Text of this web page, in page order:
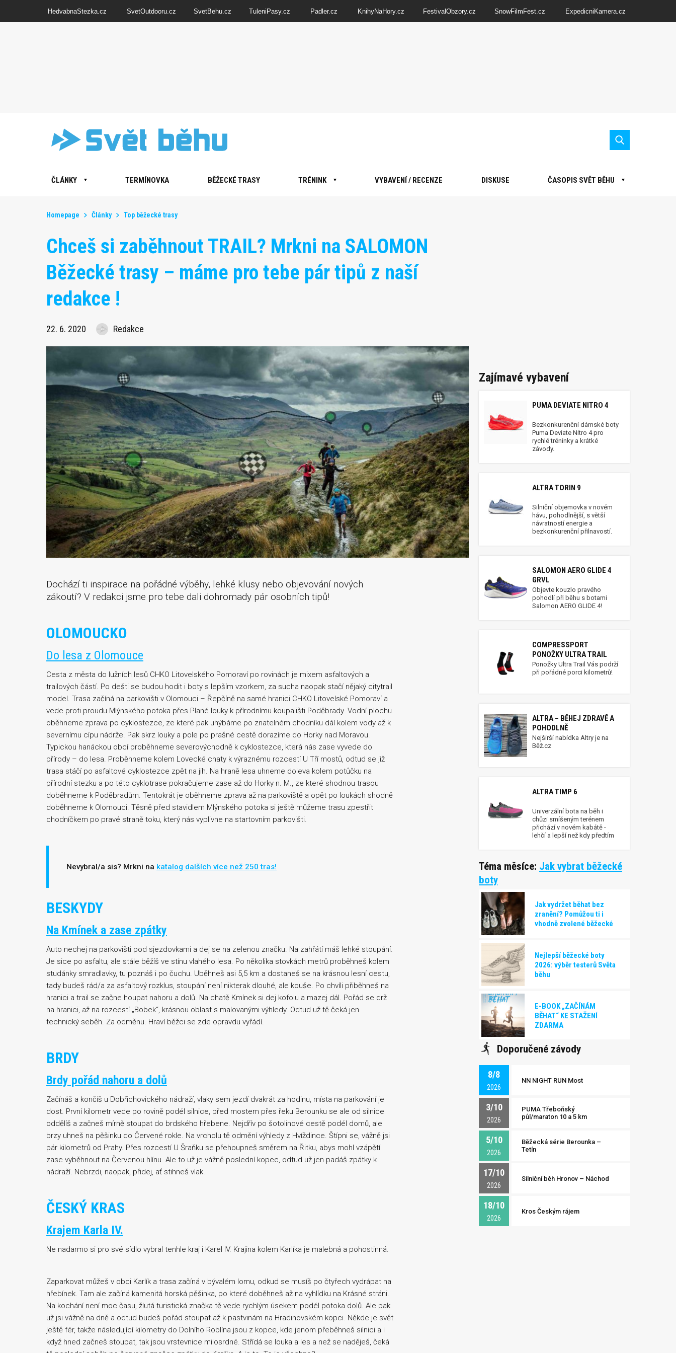
HedvabnaStezka.cz SvetOutdooru.cz SvetBehu.cz TuleniPasy.cz Padler.cz KnihyNaHory.cz FestivalObzory.cz SnowFilmFest.cz ExpedicniKamera.cz
ČLÁNKY TERMÍNOVKA BĚŽECKÉ TRASY TRÉNINK VYBAVENÍ / RECENZE DISKUSE ČASOPIS SVĚT BĚHU
Homepage Články Top běžecké trasy
Chceš si zaběhnout TRAIL? Mrkni na SALOMON
Běžecké trasy – máme pro tebe pár tipů z naší
redakce !
22. 6. 2020 Redakce
Dochází ti inspirace na pořádné výběhy, lehké klusy nebo objevování nových
zákoutí? V redakci jsme pro tebe dali dohromady pár osobních tipů!
OLOMOUCKO
Do lesa z Olomouce
Cesta z města do lužních lesů CHKO Litovelského Pomoraví po rovinách je mixem asfaltových a
trailových částí. Po dešti se budou hodit i boty s lepším vzorkem, za sucha naopak stačí nějaký citytrail
model. Trasa začíná na parkovišti v Olomouci – Řepčíně na samé hranici CHKO Litovelské Pomoraví a
vede proti proudu Mlýnského potoka přes Plané louky k přírodnímu koupališti Poděbrady. Vodní plochu
oběhneme zprava po cyklostezce, ze které pak uhýbáme po znatelném chodníku dál kolem vody až k
severnímu cípu nádrže. Pak skrz louky a pole po prašné cestě dorazíme do Horky nad Moravou.
Typickou hanáckou obcí proběhneme severovýchodně k cyklostezce, která nás zase vyvede do
přírody – do lesa. Proběhneme kolem Lovecké chaty k výraznému rozcestí U Tří mostů, odtud se již
trasa stáčí po asfaltové cyklostezce zpět na jih. Na hraně lesa uhneme doleva kolem potůčku na
přírodní stezku a po této cyklotrase pokračujeme zase až do Horky n. M., ze které shodnou trasou
doběhneme k Poděbradům. Tentokrát je oběhneme zprava až na parkoviště a opět po loukách shodně
doběhneme k Olomouci. Těsně před stavidlem Mlýnského potoka si ještě můžeme trasu zpestřit
chodníčkem po pravé straně toku, který nás vyplivne na startovním parkovišti.
Nevybral/a sis? Mrkni na katalog dalších více než 250 tras!
BESKYDY
Na Kmínek a zase zpátky
Auto nechej na parkovišti pod sjezdovkami a dej se na zelenou značku. Na zahřátí máš lehké stoupání.
Je sice po asfaltu, ale stále běžíš ve stínu vlahého lesa. Po několika stovkách metrů proběhneš kolem
studánky smradlavky, tu poznáš i po čuchu. Uběhneš asi 5,5 km a dostaneš se na krásnou lesní cestu,
tady budeš rád/a za asfaltový rozklus, stoupání není nikterak dlouhé, ale kouše. Po chvíli přiběhneš na
hranici a trail se začne houpat nahoru a dolů. Na chatě Kmínek si dej kofolu a mazej dál. Pořád se drž
na hranici, až na rozcestí „Bobek“, krásnou oblast s malovanými výhledy. Odtud už tě čeká jen
technický seběh. Za odměnu. Hraví běžci se zde opravdu vyřádí.
BRDY
Brdy pořád nahoru a dolů
Začínáš a končíš u Dobřichovického nádraží, vlaky sem jezdí dvakrát za hodinu, místa na parkování je
dost. První kilometr vede po rovině podél silnice, před mostem přes řeku Berounku se ale od silnice
oddělíš a začneš mírně stoupat do brdského hřebene. Nejdřív po šotolinové cestě podél domů, ale
brzy uhneš na pěšinku do Červené rokle. Na vrcholu tě odmění výhledy z Hvíždince. Štípni se, vážně jsi
pár kilometrů od Prahy. Přes rozcestí U Šraňku se přehoupneš směrem na Řitku, abys mohl vzápětí
zase vyběhnout na Červenou hlínu. Ale to už je vážně poslední kopec, odtud už jen padáš zpátky k
nádraží. Nebrzdi, naopak, přidej, ať stihneš vlak.
ČESKÝ KRAS
Krajem Karla IV.
Ne nadarmo si pro své sídlo vybral tenhle kraj i Karel IV. Krajina kolem Karlíka je malebná a pohostinná.
Zaparkovat můžeš v obci Karlík a trasa začíná v bývalém lomu, odkud se musíš po čtyřech vydrápat na
hřebínek. Tam ale začíná kamenitá horská pěšinka, po které doběhneš až na vyhlídku na Krásné stráni.
Na kochání není moc času, žlutá turistická značka tě vede rychlým úsekem podél potoka dolů. Ale pak
už jsi vážně na dně a odtud budeš pořád stoupat až k pastvinám na Hradinovském kopci. Někde je svět
ještě fér, takže následující kilometry do Dolního Roblína jsou z kopce, kde jenom přeběhneš silnici a i
když hned začneš stoupat, tak jsou vrstevnice milosrdné. Střídá se louka a les a než se naděješ, čeká
Zajímavé vybavení
PUMA DEVIATE NITRO 4
Bezkonkurenční dámské boty
Puma Deviate Nitro 4 pro
rychlé tréninky a krátké
závody.
ALTRA TORIN 9
Silniční objemovka v novém
hávu, pohodlnější, s větší
návratností energie a
bezkonkurenční přilnavostí.
SALOMON AERO GLIDE 4
GRVL
Objevte kouzlo pravého
pohodlí při běhu s botami
Salomon AERO GLIDE 4!
COMPRESSPORT
PONOŽKY ULTRA TRAIL
Ponožky Ultra Trail Vás podrží
při pořádné porci kilometrů!
ALTRA – BĚHEJ ZDRAVĚ A
POHODLNĚ
Nejširší nabídka Altry je na
Běž.cz
ALTRA TIMP 6
Univerzální bota na běh i
chůzi smíšeným terénem
přichází v novém kabátě -
lehčí a lepší než kdy předtím
Téma měsíce: Jak vybrat běžecké
boty
Jak vydržet běhat bez
zranění? Pomůžou ti i
vhodně zvolené běžecké
Nejlepší běžecké boty
2026: výběr testerů Světa
běhu
E-BOOK „ZAČÍNÁM
BĚHAT“ KE STAŽENÍ
ZDARMA
Doporučené závody
8/8
2026
NN NIGHT RUN Most
3/10
2026
PUMA Třeboňský
půl/maraton 10 a 5 km
5/10
2026
Běžecká série Berounka –
Tetín
17/10
2026
Silniční běh Hronov – Náchod
18/10
2026
Kros Českým rájem